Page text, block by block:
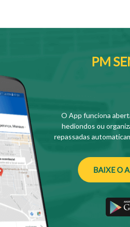
PM
O App funciona
hediondos ou
repassadas
BAIXE O